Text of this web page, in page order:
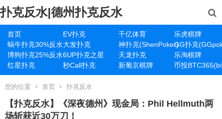
扑克反水|德州扑克反水
首页 EV扑克 千亿体育
乐虎棋牌
蜗牛扑克30%反水大发扑克 神扑克(ShenPoker)GG扑克
博狗扑克25%反水6UP扑克之星 天龙扑克
乐淘棋牌
红星扑克
秒Call扑克 新葡京棋牌 币投
您的位置 首页 扑克反水
【扑克反水】《深夜德州》现金局：Phil Hellmuth两
场斩获近30万刀！